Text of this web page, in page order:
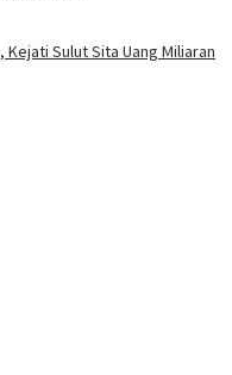
Sulut Sita Uang Miliaran